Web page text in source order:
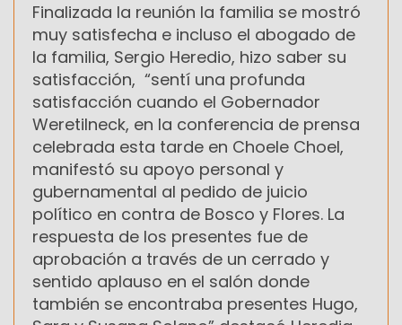
Finalizada la reunión la familia se mostró
muy satisfecha e incluso el abogado de
la familia, Sergio Heredio, hizo saber su
satisfacción, “sentí una profunda
satisfacción cuando el Gobernador
Weretilneck, en la conferencia de prensa
celebrada esta tarde en Choele Choel,
manifestó su apoyo personal y
gubernamental al pedido de juicio
político en contra de Bosco y Flores. La
respuesta de los presentes fue de
aprobación a través de un cerrado y
sentido aplauso en el salón donde
también se encontraba presentes Hugo,